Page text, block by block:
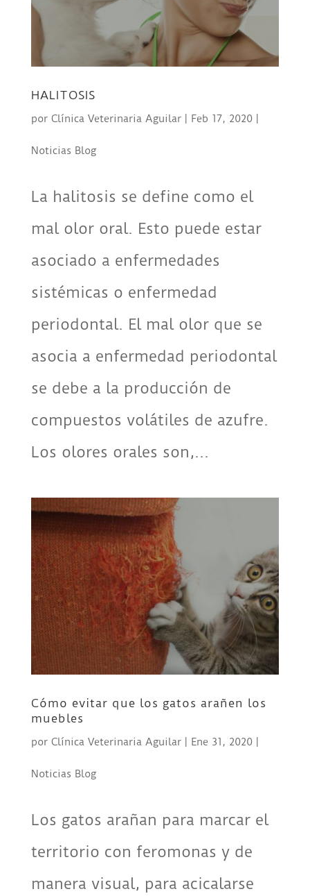
HALITOSIS
por Clínica Veterinaria Aguilar| Feb 17, 2020|
Noticias Blog
La halitosis se define como el
mal olor oral. Esto puede estar
asociado a enfermedades
sistémicas o enfermedad
periodontal. El mal olor que se
asocia a enfermedad periodontal
se debe a la producción de
compuestos volátiles de azufre.
Los olores orales son,...
Cómo evitar que los gatos arañen los
muebles
por Clínica Veterinaria Aguilar| Ene 31, 2020|
Noticias Blog
Los gatos arañan para marcar el
territorio con feromonas y de
manera visual, para acicalarse